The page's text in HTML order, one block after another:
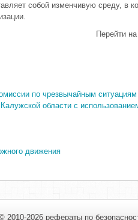
собой изменчивую среду, в
Перейти
по чрезвычайным
области с
движения
2010-2026 рефераты по